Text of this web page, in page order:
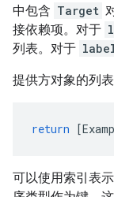
中包含 Target
接依赖项。对于
列表。对于
提供方对象的列
return [
可以使用索引表